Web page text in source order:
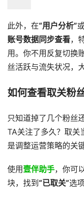
此外，在“用户分析”
账号数据同步查看，
用。你不用反复切换
丝活跃与流失状况，
如何查看取关粉
只知道掉了几个粉丝
TA关注了多久？取关
是调整运营策略的关键
使用 壹伴助手，你可
块，找到 “已取关”选项